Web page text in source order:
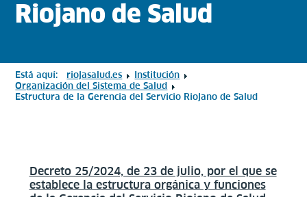
Riojano de Salud
Está aquí: riojasalud.es
Institución
Organización del Sistema de Salud
Estructura de la Gerencia del Servicio Riojano de Salud
Decreto 25/2024, de 23 de julio, por el que se
establece la estructura orgánica y funciones